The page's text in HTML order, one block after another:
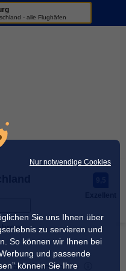
Nur notwendige Cookies
Sie uns Ihnen über
zu servieren und
So können wir Ihnen bei
und passende
können Sie Ihre
- alle Flughäfen
Mountainbike